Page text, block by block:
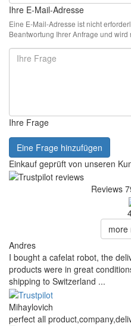
Ihre E-Mail-Adresse
Eine E-Mail-Adresse ist nicht
Beantwortung Ihrer Anfrage und wird
Ihre Frage
Eine Frage hinzufügen
Einkauf geprüft von unseren
Reviews
more
Andres
I bought a cafelat robot, the
products were in great
shipping to Switzerland ...
Mihaylovich
perfect all